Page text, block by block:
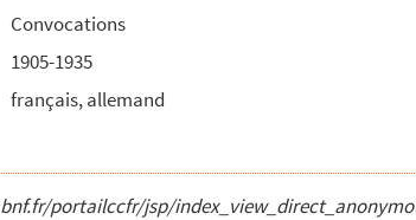
Convocations
1905-1935
français, allemand
portailccfr/jsp/